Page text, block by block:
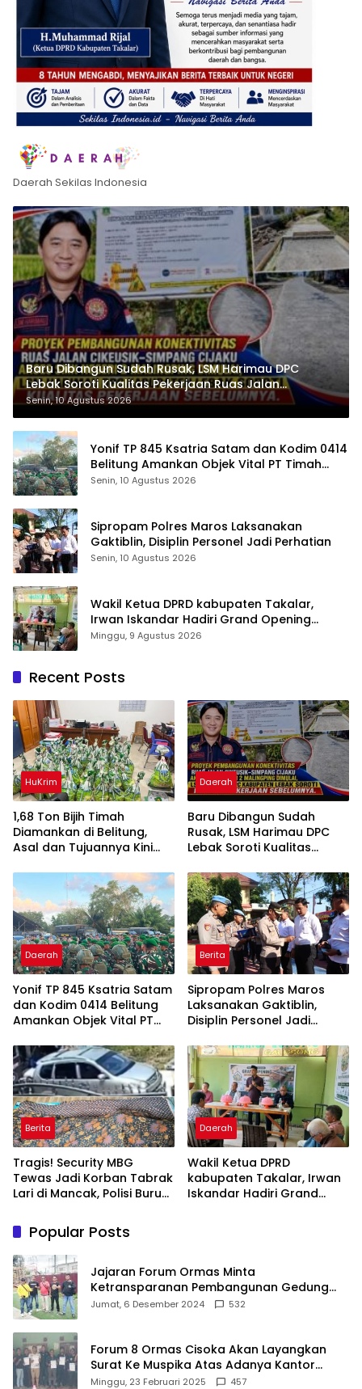
Daerah Sekilas Indonesia
Baru Dibangun Sudah Rusak, LSM Harimau DPC
Lebak Soroti Kualitas Pekerjaan Ruas Jalan
Cikeusik-Simpang Cijaku
Senin, 10 Agustus 2026
Yonif TP 845 Ksatria Satam dan Kodim 0414
Belitung Amankan Objek Vital PT Timah
Saat Aksi Penambang
Senin, 10 Agustus 2026
Sipropam Polres Maros Laksanakan
Gaktiblin, Disiplin Personel Jadi Perhatian
Senin, 10 Agustus 2026
Wakil Ketua DPRD kabupaten Takalar,
Irwan Iskandar Hadiri Grand Opening
Rumah sehat Pertama di Takalar, Melayani
Minggu, 9 Agustus 2026
Recent Posts
HuKrim
1,68 Ton Bijih Timah
Diamankan di Belitung,
Asal dan Tujuannya Kini
Daerah
Baru Dibangun Sudah
Rusak, LSM Harimau DPC
Lebak Soroti Kualitas
Cikeusik-Simpang Cijaku
Daerah
Yonif TP 845 Ksatria Satam
dan Kodim 0414 Belitung
Amankan Objek Vital PT
Penambang
Berita
Sipropam Polres Maros
Laksanakan Gaktiblin,
Disiplin Personel Jadi
Berita
Tragis! Security MBG
Tewas Jadi Korban Tabrak
Lari di Mancak, Polisi Buru
Kijang Innova
Daerah
Wakil Ketua DPRD
kabupaten Takalar, Irwan
Iskandar Hadiri Grand
umum.
Popular Posts
Jajaran Forum Ormas Minta
Ketransparanan Pembangunan Gedung
Damkar Di Kecamatan Cisoka
Jumat, 6 Desember 2024 532
Forum 8 Ormas Cisoka Akan Layangkan
Surat Ke Muspika Atas Adanya Kantor
Matel di Cisoka
Minggu, 23 Februari 2025 457